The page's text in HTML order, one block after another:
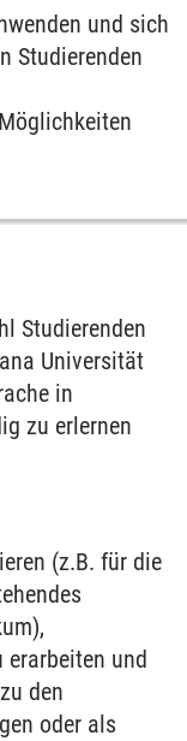
und sich
Studierenden
Studierenden
Universität
in
zu erlernen
(z.B. für die
erarbeiten und
den
oder als